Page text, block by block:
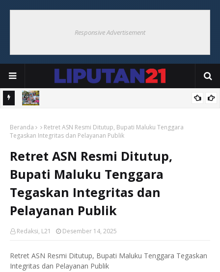
Responsive Advertisement
Warga
Beranda
Retret ASN Resmi Ditutup, Bupati Maluku Tenggara
Tegaskan Integritas dan Pelayanan Publik
Retret ASN Resmi Ditutup,
Bupati Maluku Tenggara
Tegaskan Integritas dan
Pelayanan Publik
Redaksi, L21 Desember 14, 2025
Retret ASN Resmi Ditutup, Bupati Maluku Tenggara Tegaskan
Integritas dan Pelayanan Publik